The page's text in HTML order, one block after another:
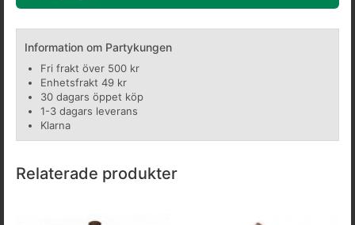
Information om Partykungen
Fri frakt över 500 kr
Enhetsfrakt 49 kr
30 dagars öppet köp
1-3 dagars leverans
Klarna
Relaterade produkter